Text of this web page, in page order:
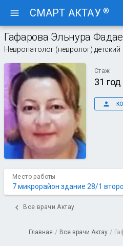
menu СМАРТ АКТАУ ®
Гафарова Эльнура
Невропатолог (невролог) детский
Стаж
31 год
person
Место работы
7 микрорайон здание 28/1
chevron_left Все врачи Актау
Главная / Все врачи Актау /